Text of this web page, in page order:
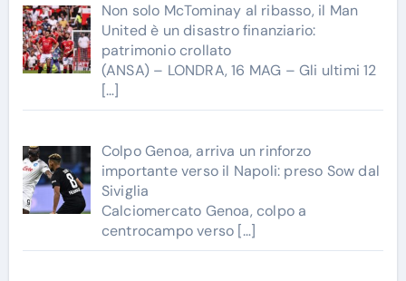
Non solo McTominay al ribasso, il Man
United è un disastro finanziario:
patrimonio crollato
(ANSA) – LONDRA, 16 MAG – Gli ultimi 12
[…]
Colpo Genoa, arriva un rinforzo
importante verso il Napoli: preso Sow dal
Siviglia
Calciomercato Genoa, colpo a
centrocampo verso […]